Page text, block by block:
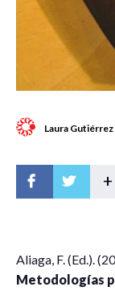
Laura Gutiérrez
+
Aliaga, F. (Ed.).
Metodologías